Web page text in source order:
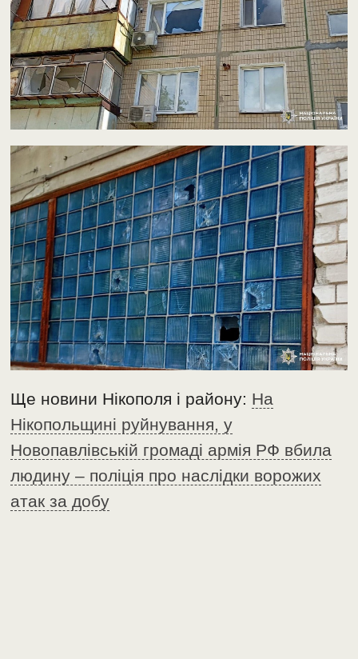
Ще новини Нікополя і району: На
Нікопольщині руйнування, у
Новопавлівській громаді армія РФ вбила
людину – поліція про наслідки ворожих
атак за добу